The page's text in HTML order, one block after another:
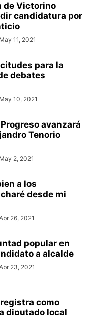
de Victorino
candidatura por
May 11, 2021
para la
debates
May 10, 2021
avanzará
Tenorio
May 2, 2021
a los
desde mi
26, 2021
popular en
a alcalde
23, 2021
como
diputado local